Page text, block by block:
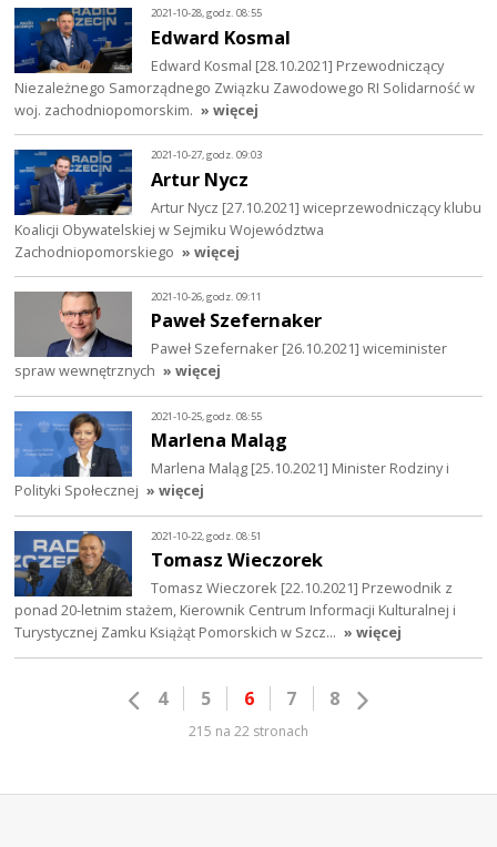
2021-10-28, godz. 08:55
Edward Kosmal
Edward Kosmal [28.10.2021] Przewodniczący
Niezależnego Samorządnego Związku Zawodowego RI Solidarność w
woj. zachodniopomorskim. » więcej
2021-10-27, godz. 09:03
Artur Nycz
Artur Nycz [27.10.2021] wiceprzewodniczący klubu
Koalicji Obywatelskiej w Sejmiku Województwa
Zachodniopomorskiego » więcej
2021-10-26, godz. 09:11
Paweł Szefernaker
Paweł Szefernaker [26.10.2021] wiceminister
spraw wewnętrznych » więcej
2021-10-25, godz. 08:55
Marlena Maląg
Marlena Maląg [25.10.2021] Minister Rodziny i
Polityki Społecznej » więcej
2021-10-22, godz. 08:51
Tomasz Wieczorek
Tomasz Wieczorek [22.10.2021] Przewodnik z
ponad 20-letnim stażem, Kierownik Centrum Informacji Kulturalnej i
Turystycznej Zamku Książąt Pomorskich w Szcz… » więcej
4 5 6 7 8
215 na 22 stronach